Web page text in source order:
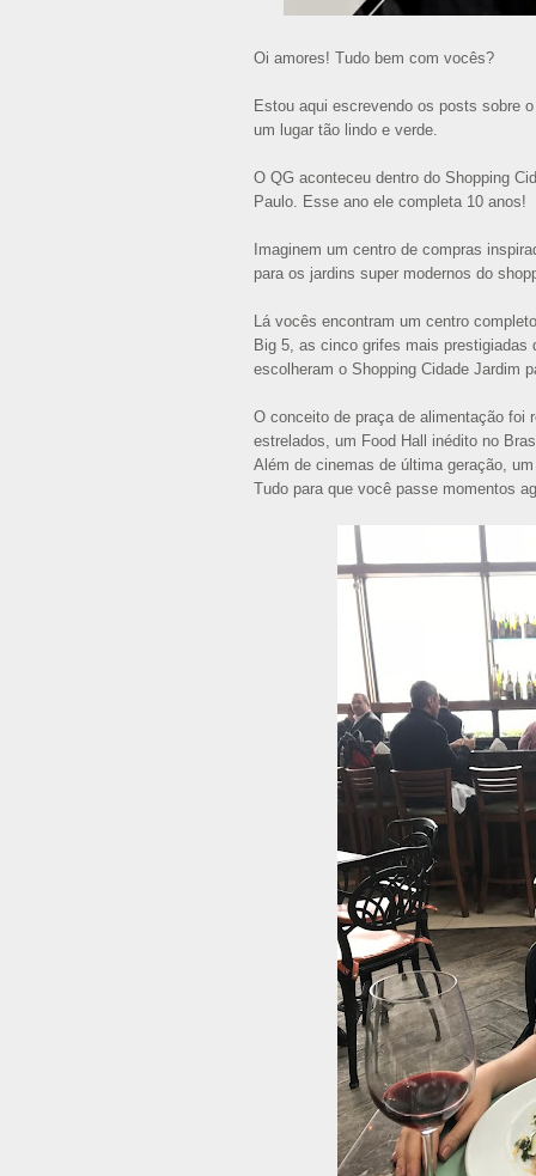
Oi amores! Tudo bem com vocês?
Estou aqui escrevendo os posts sobre
um lugar tão lindo e verde.
O QG aconteceu dentro do Shopping
Paulo. Esse ano ele completa 10 anos!
Imaginem um centro de compras
para os jardins super modernos do
Lá vocês encontram um centro
Big 5, as cinco grifes mais prestigiadas
escolheram o Shopping Cidade Jardim
O conceito de praça de alimentação foi
estrelados, um Food Hall inédito no
Além de cinemas de última geração,
Tudo para que você passe momentos